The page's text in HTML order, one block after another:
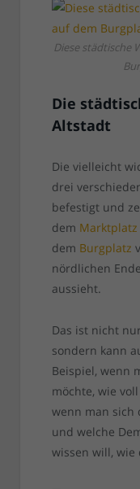
Diese städtische
Die
Altstadt
Die vielleicht
drei
befestigt und
dem Marktplatz
dem Burgplatz
nördlichen
aussieht.
Das ist nicht
sondern kann
Beispiel, wenn
möchte, wie
wenn man sich
und welche
wissen will, wie